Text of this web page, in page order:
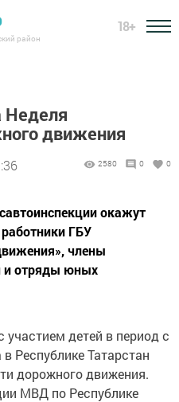
район
18+
Неделя
движения
2580 0 0
окажут
ГБУ
члены
и отряды юных
детей в период с
Республике Татарстан
дорожного движения.
МВД по Республике